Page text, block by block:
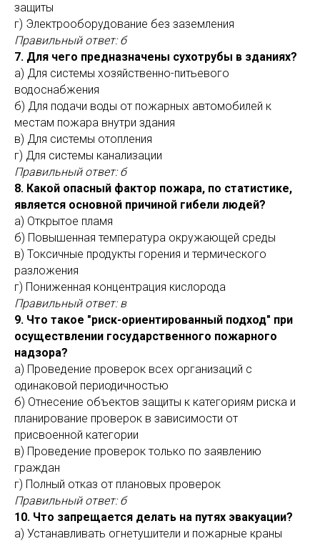
защиты
г) Электрооборудование без заземления
Правильный ответ: б
7. Для чего предназначены сухотрубы в зданиях?
а) Для системы хозяйственно-питьевого
водоснабжения
б) Для подачи воды от пожарных автомобилей к
местам пожара внутри здания
в) Для системы отопления
г) Для системы канализации
Правильный ответ: б
8. Какой опасный фактор пожара, по статистике,
является основной причиной гибели людей?
а) Открытое пламя
б) Повышенная температура окружающей среды
в) Токсичные продукты горения и термического
разложения
г) Пониженная концентрация кислорода
Правильный ответ: в
9. Что такое "риск-ориентированный подход" при
осуществлении государственного пожарного
надзора?
а) Проведение проверок всех организаций с
одинаковой периодичностью
б) Отнесение объектов защиты к категориям риска и
планирование проверок в зависимости от
присвоенной категории
в) Проведение проверок только по заявлению
граждан
г) Полный отказ от плановых проверок
Правильный ответ: б
10. Что запрещается делать на путях эвакуации?
а) Устанавливать огнетушители и пожарные краны